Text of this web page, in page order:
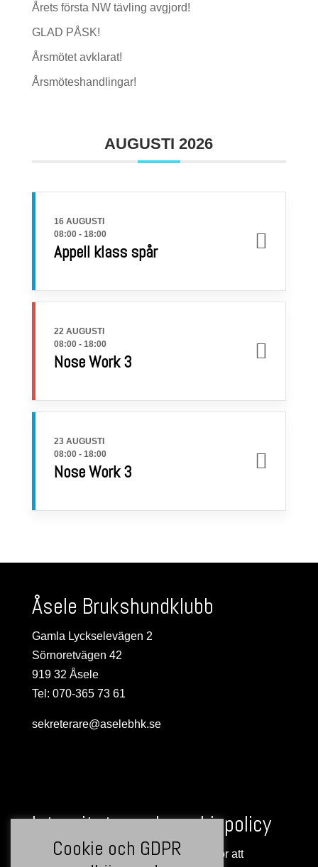
Årets första NW tävling avgjord!
GLAD PÅSK!
Årsmötet avklarat!
Årsmöteshandlingar!
AUGUSTI 2026
16 AUGUSTI
08:00- 18:00
Appell klass spår
22 AUGUSTI
08:00- 18:00
Nose Work 3
23 AUGUSTI
08:00- 18:00
Nose Work 3
Åsele Brukshundklubb
Gamla Lyckselevägen 2
Sörnoretvägen 42
919 32 Åsele
Tel: 070-365 73 61
sekreterare@aselebhk.se
Integritets- och cookiepolicy
Denna webbplats använder cookies för att
Cookie och GDPR